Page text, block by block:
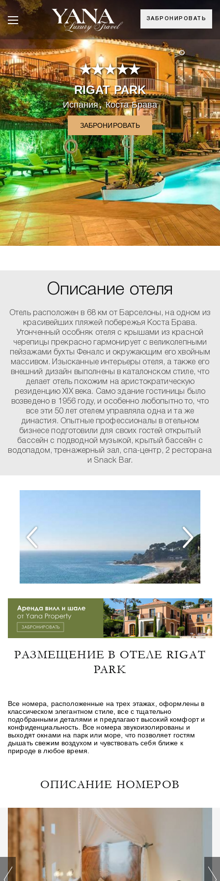
ЗАБРОНИРОВАТЬ
°
RIGAT PARK
Испания,Коста Брава
ЗАБРОНИРОВАТЬ
Описание отеля
Отель расположен в 68 км от Барселоны, на одном из
красивейших пляжей побережья Коста Брава.
Утонченный особняк отеля с крышами из красной
черепицы прекрасно гармонирует с великолепными
пейзажами бухты Феналс и окружающим его хвойным
массивом. Изысканные интерьеры отеля, а также его
внешний дизайн выполнены в каталонском стиле, что
делает отель похожим на аристократическую
резиденцию XIX века. Само здание гостиницы было
возведено в 1956 году, и особенно любопытно то, что
все эти 50 лет отелем управляла одна и та же
династия. Опытные профессионалы в отельном
бизнесе подготовили для своих гостей открытый
бассейн с подводной музыкой, крытый бассейн с
водопадом, тренажерный зал, спа-центр, 2 ресторана
и Snack Bar.
РАЗМЕЩЕНИЕ В ОТЕЛЕ RIGAT
PARK
Все номера, расположенные на трех этажах, оформлены в
классическом элегантном стиле, все с тщательно
подобранными деталями и предлагают высокий комфорт и
конфиденциальность. Все номера звукоизолированы и
выходят окнами на парк или море, что позволяет гостям
дышать свежим воздухом и чувствовать себя ближе к
природе в любое время.
ОПИСАНИЕ НОМЕРОВ